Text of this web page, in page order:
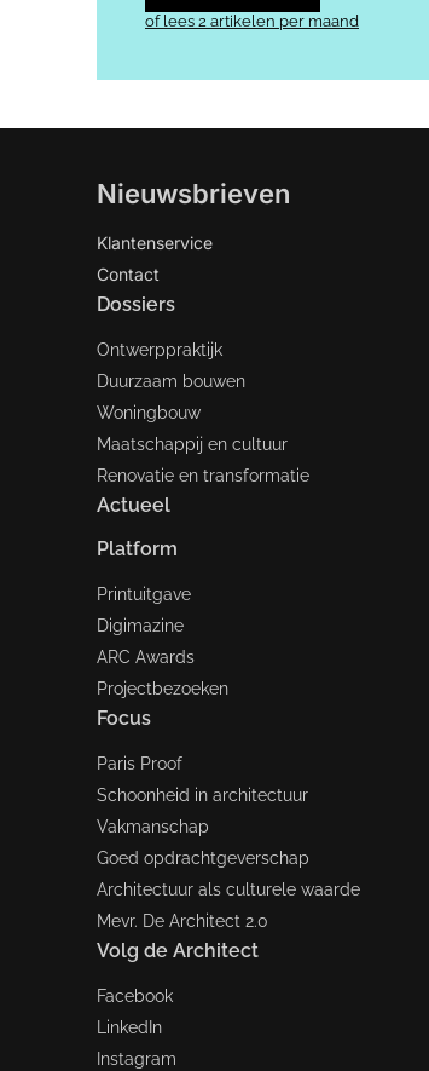
of lees 2 artikelen per maand
Nieuwsbrieven
Klantenservice
Contact
Dossiers
Ontwerppraktijk
Duurzaam bouwen
Woningbouw
Maatschappij en cultuur
Renovatie en transformatie
Actueel
Platform
Printuitgave
Digimazine
ARC Awards
Projectbezoeken
Focus
Paris Proof
Schoonheid in architectuur
Vakmanschap
Goed opdrachtgeverschap
Architectuur als culturele waarde
Mevr. De Architect 2.0
Volg de Architect
Facebook
LinkedIn
Instagram